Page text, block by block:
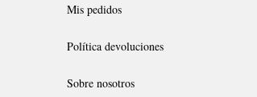
Mis pedidos
Política devoluciones
Sobre nosotros